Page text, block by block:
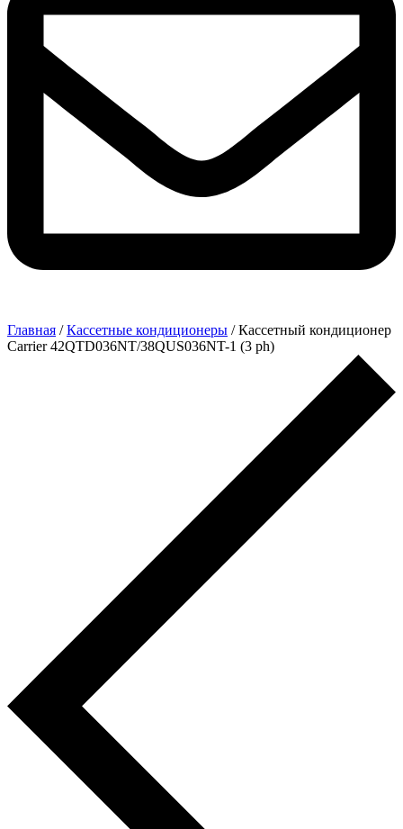
Главная /Кассетные кондиционеры / Кассетный кондиционер
Carrier 42QTD036NT/38QUS036NT-1 (3 ph)